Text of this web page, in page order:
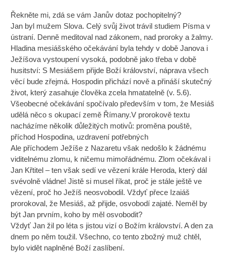
Řekněte mi, zdá se vám Janův dotaz pochopitelný?
Jan byl mužem Slova. Celý svůj život trávil studiem Písma v
ústraní. Denně meditoval nad zákonem, nad proroky a žalmy.
Hladina mesiášského očekávání byla tehdy v době Janova i
Ježíšova vystoupení vysoká, podobně jako třeba v době
husitství: S Mesiášem přijde Boží království, náprava všech
věcí bude zřejmá. Hospodin přichází nově a přináší skutečný
život, který zasahuje člověka zcela hmatatelně (v. 5.6).
Všeobecné očekávání spočívalo především v tom, že Mesiáš
udělá něco s okupací země Římany.V prorokově textu
nacházíme několik důležitých motivů: proměna pouště,
příchod Hospodina, uzdravení potřebných
Ale příchodem Ježíše z Nazaretu však nedošlo k žádnému
viditelnému zlomu, k ničemu mimořádnému. Zlom očekával i
Jan Křtitel – ten však sedí ve vězení krále Heroda, který dál
svévolně vládne! Jistě si musel říkat, proč je stále ještě ve
vězení, proč ho Ježíš neosvobodil. Vždyť přece Izaiáš
prorokoval, že Mesiáš, až přijde, osvobodí zajaté. Neměl by
být Jan prvním, koho by měl osvobodit?
Vždyť Jan žil po léta s jistou vizí o Božím království. A den za
dnem po něm toužil. Všechno, co tento zbožný muž chtěl,
bylo vidět naplněné Boží zaslíbení.